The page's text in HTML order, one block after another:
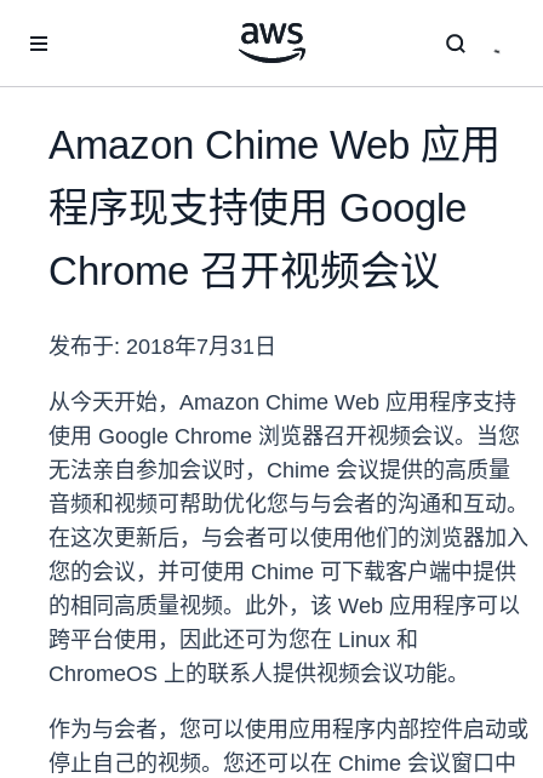
Amazon Chime Web 应用
程序现支持使用 Google
Chrome 召开视频会议
发布于: 2018年7月31日
从今天开始，Amazon Chime Web 应用程序支持
使用 Google Chrome 浏览器召开视频会议。当您
无法亲自参加会议时，Chime 会议提供的高质量
音频和视频可帮助优化您与与会者的沟通和互动。
在这次更新后，与会者可以使用他们的浏览器加入
您的会议，并可使用 Chime 可下载客户端中提供
的相同高质量视频。此外，该 Web 应用程序可以
跨平台使用，因此还可为您在 Linux 和
ChromeOS 上的联系人提供视频会议功能。
作为与会者，您可以使用应用程序内部控件启动或
停止自己的视频。您还可以在 Chime 会议窗口中